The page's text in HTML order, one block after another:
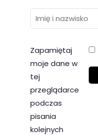
Zapamiętaj
moje dane w
tej
przeglądarce
podczas
pisania
kolejnych